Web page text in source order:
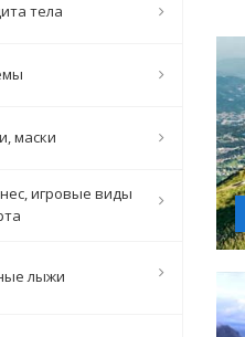
тела
маски
игровые виды
лыжи